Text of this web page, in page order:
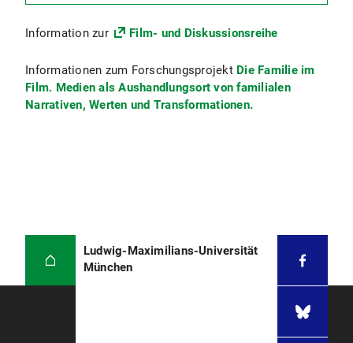
Information zur Film- und Diskussionsreihe
Informationen zum Forschungsprojekt Die Familie im
Film. Medien als Aushandlungsort von familialen
Narrativen, Werten und Transformationen.
Ludwig-Maximilians-Universität
München